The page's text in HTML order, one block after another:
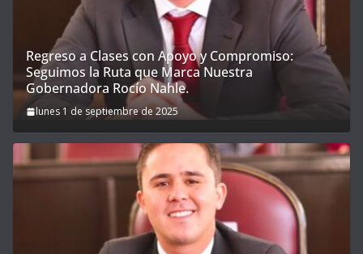
Regreso a Clases con Apoyo y Compromiso:
Seguimos la Ruta que Marca Nuestra
Gobernadora Rocío Nahle.
lunes 1 de septiembre de 2025